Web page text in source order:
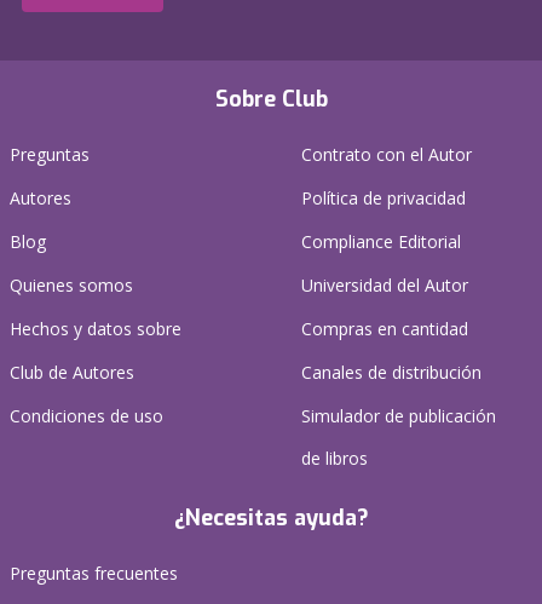
Sobre Club
Preguntas
Autores
Blog
Quienes somos
Hechos y datos sobre
Club de Autores
Condiciones de uso
Contrato con el Autor
Política de privacidad
Compliance Editorial
Universidad del Autor
Compras en cantidad
Canales de distribución
Simulador de publicación
de libros
¿Necesitas ayuda?
Preguntas frecuentes